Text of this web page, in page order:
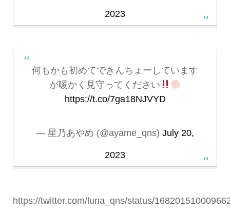
2023
何もかも初めてできんちょーしています
が暖かく見守ってください
https://t.co/7ga18NJVYD
— 星乃あやめ (@ayame_qns) July 20,
2023
https://twitter.com/luna_qns/status/